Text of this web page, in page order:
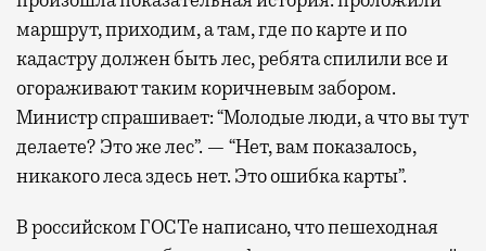
маршрут, приходим, а там, где по карте и по
кадастру должен быть лес, ребята спилили все и
огораживают таким коричневым забором.
Министр спрашивает: “Молодые люди, а что вы тут
делаете? Это же лес”. — “Нет, вам показалось,
никакого леса здесь нет. Это ошибка карты”.
В российском ГОСТе написано, что пешеходная